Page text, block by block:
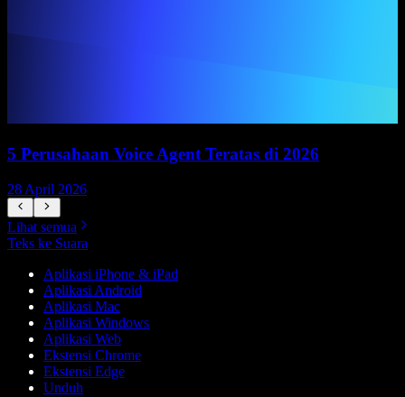
5 Perusahaan Voice Agent Teratas di 2026
28 April 2026
Lihat semua
Teks ke Suara
Aplikasi iPhone & iPad
Aplikasi Android
Aplikasi Mac
Aplikasi Windows
Aplikasi Web
Ekstensi Chrome
Ekstensi Edge
Unduh